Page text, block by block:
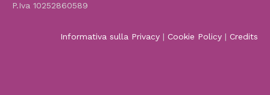
P.Iva 10252860589
Informativa sulla Privacy | Cookie Policy | Credits